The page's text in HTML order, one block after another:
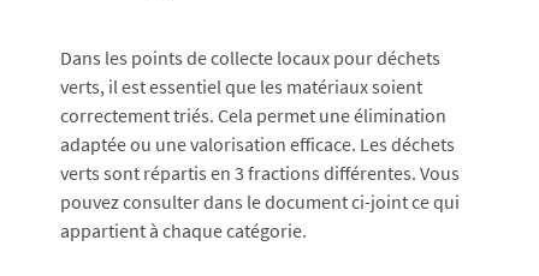
Dans les points de collecte locaux pour déchets
verts, il est essentiel que les matériaux soient
correctement triés. Cela permet une élimination
adaptée ou une valorisation efficace. Les déchets
verts sont répartis en 3 fractions différentes. Vous
pouvez consulter dans le document ci-joint ce qui
appartient à chaque catégorie.